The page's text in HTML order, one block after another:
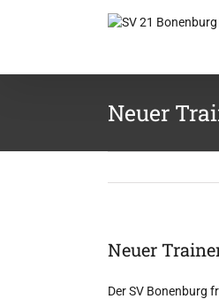
Neuer
Neuer
Der SV Bonenburg